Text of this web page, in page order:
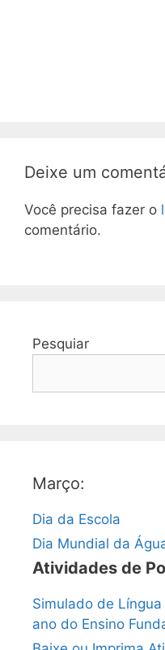
Deixe um
Você precisa fazer o
comentário.
Pesquiar
Março:
Dia da Escola
Dia Mundial da
Atividades de
Simulado de
ano do Ensino